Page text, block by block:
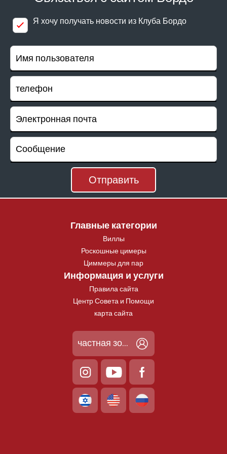
Я хочу получать новости из Клуба Бордо
Главные категории
Виллы
Роскошные цимеры
Циммеры для пар
Информация и услуги
Правила сайта
Центр Совета и Помощи
карта сайта
частная зона